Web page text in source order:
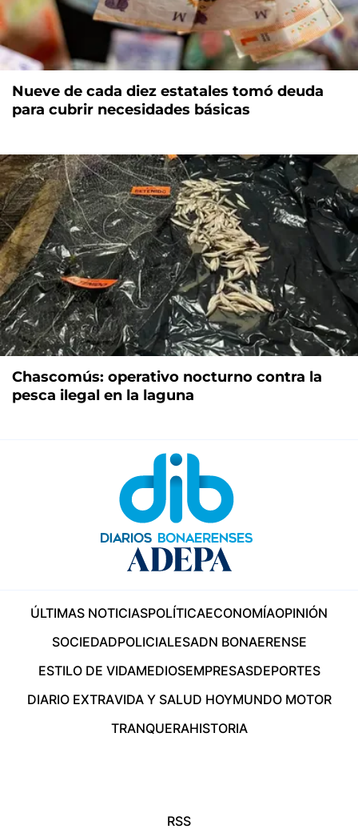
Nueve de cada diez estatales tomó deuda
para cubrir necesidades básicas
Chascomús: operativo nocturno contra la
pesca ilegal en la laguna
ÚLTIMAS NOTICIASPOLÍTICAECONOMÍAOPINIÓN
SOCIEDADPOLICIALESADN BONAERENSE
ESTILO DE VIDAMEDIOSEMPRESASDEPORTES
DIARIO EXTRAVIDA Y SALUD HOYMUNDO MOTOR
TRANQUERAHISTORIA
RSS